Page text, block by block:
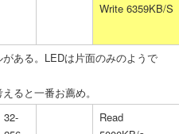
Write 6359KB/S
ある。LEDは片面のみのようで
ると一番お薦め。
32-
Read